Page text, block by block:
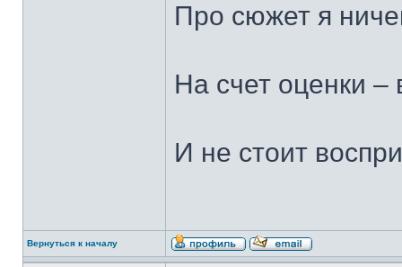
Про сюжет я
На счет оценки –
И не стоит
Вернуться к началу